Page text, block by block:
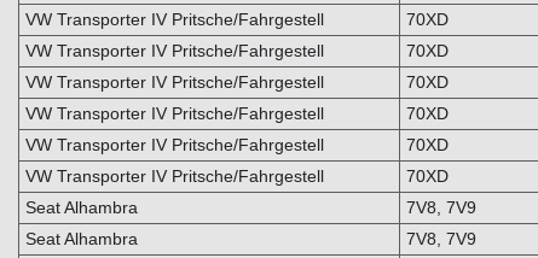
VW Transporter IV Pritsche/Fahrgestell
70XD
VW Transporter IV Pritsche/Fahrgestell
70XD
VW Transporter IV Pritsche/Fahrgestell
70XD
VW Transporter IV Pritsche/Fahrgestell
70XD
VW Transporter IV Pritsche/Fahrgestell
70XD
VW Transporter IV Pritsche/Fahrgestell
70XD
Seat Alhambra
7V8, 7V9
Seat Alhambra
7V8, 7V9